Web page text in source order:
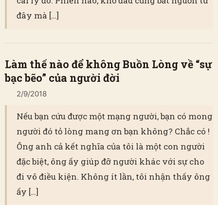
đây mà […]
Làm thế nào để không Buồn Lòng về “sự
bạc bẽo” của người đời
2/9/2018
Nếu bạn cứu được một mạng người, bạn có mong
người đó tỏ lòng mang ơn bạn không? Chắc có !
Ông anh cả kết nghĩa của tôi là một con người
đặc biệt, ông ấy giúp đỡ người khác với sự cho
đi vô điều kiện. Không ít lần, tôi nhận thấy ông
ấy […]